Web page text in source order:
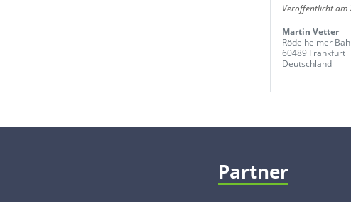
Veröffentlicht am
Martin Vetter
Rödelheimer
60489 Frankfurt
Deutschland
Partner